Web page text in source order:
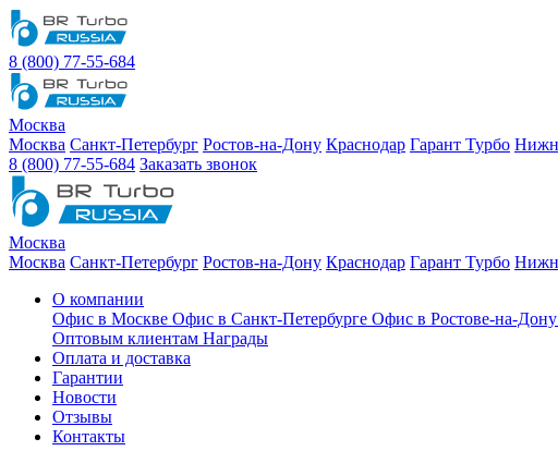
8 (800) 77-55-684
Москва
Москва Санкт-Петербург Ростов-на-Дону Краснодар Гарант Турбо
8 (800) 77-55-684 Заказать звонок
Москва
Москва Санкт-Петербург Ростов-на-Дону Краснодар Гарант Турбо
О компании
Офис в Москве Офис в Санкт-Петербурге Офис в Ростове-на-Дону
Оптовым клиентам Награды
Оплата и доставка
Гарантии
Новости
Отзывы
Контакты